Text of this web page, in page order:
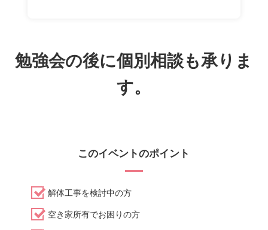
勉強会の後に個別相談も承りま
す。
このイベントのポイント
解体工事を検討中の方
空き家所有でお困りの方